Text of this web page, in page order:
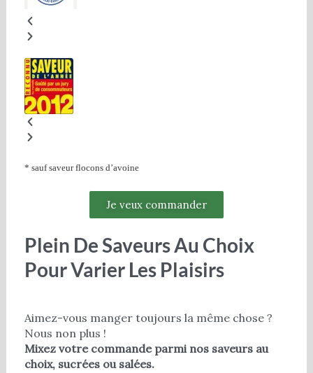
* sauf saveur flocons d’avoine
Je veux commander
Plein De Saveurs Au Choix
Pour Varier Les Plaisirs
Aimez-vous manger toujours la même chose ?
Nous non plus !
Mixez votre commande parmi nos saveurs au
choix, sucrées ou salées.